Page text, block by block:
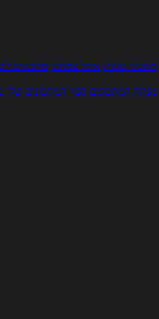
מתכוני עוגות אוכל צמחוני מתכונים
מנתח המתכונים ספר המתכונים שלי